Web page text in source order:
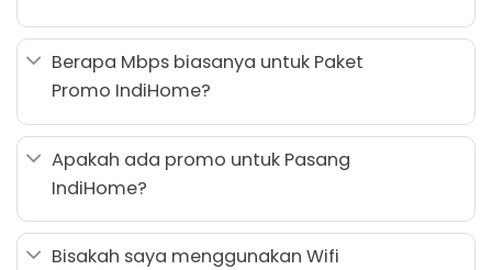
Berapa Mbps biasanya untuk Paket
Promo IndiHome?
Apakah ada promo untuk Pasang
IndiHome?
Bisakah saya menggunakan Wifi